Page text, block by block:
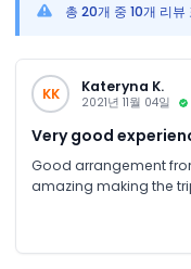
총 20개 중 10개 리뷰
KK Kateryna K.
2021년 11월 04일
Very good
Good arrangement
amazing making the